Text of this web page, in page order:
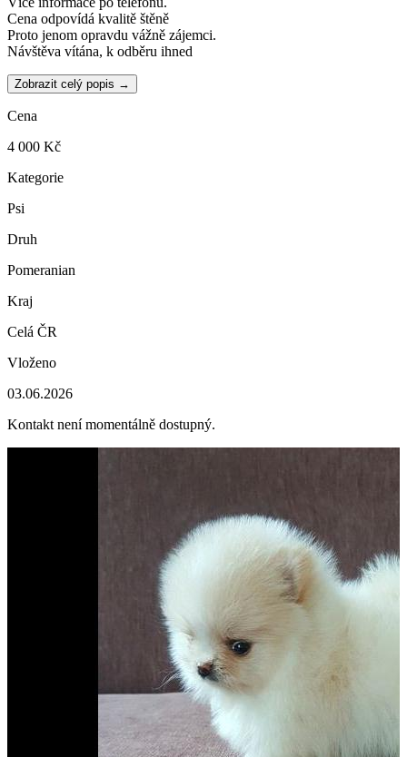
Cena odpovídá kvalitě štěně
Proto jenom opravdu vážně zájemci.
Návštěva vítána, k odběru ihned
Zobrazit celý popis →
Cena
4 000 Kč
Kategorie
Psi
Druh
Pomeranian
Kraj
Celá ČR
Vloženo
03.06.2026
Kontakt není momentálně dostupný.